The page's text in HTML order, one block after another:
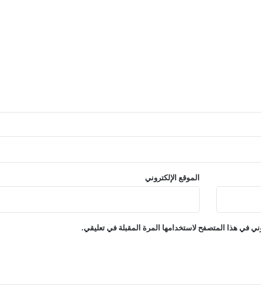
الموقع الإلكتروني
في هذا المتصفح لاستخدامها المرة المقبلة في تعليقي.